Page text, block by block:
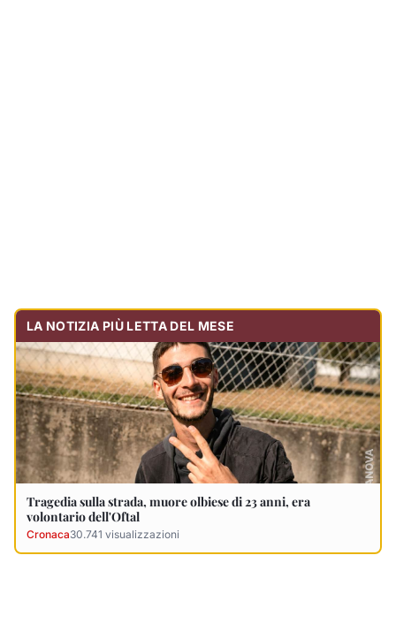
LA NOTIZIA PIÙ LETTA DEL MESE
Tragedia sulla strada, muore olbiese di 23 anni, era
volontario dell'Oftal
Cronaca30.741 visualizzazioni